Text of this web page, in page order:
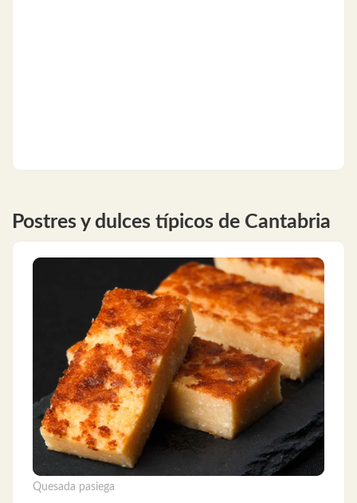
Postres y dulces típicos de Cantabria
Quesada pasiega